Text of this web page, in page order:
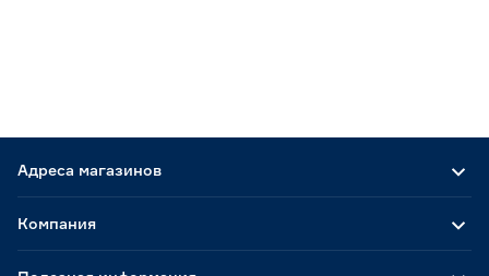
Адреса магазинов
Компания